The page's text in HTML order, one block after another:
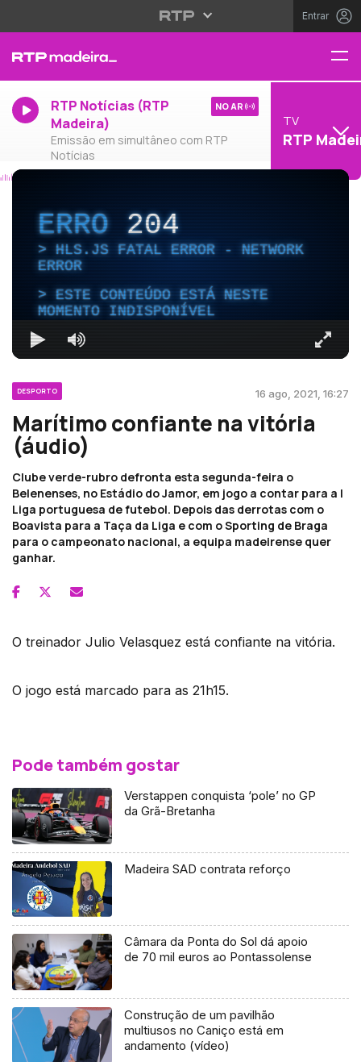
Entrar
RTP Notícias (RTP
Madeira)
Emissão em simultâneo com RTP
Notícias
NO AR
TV
RTP
ERRO204
HLS.JS FATAL ERROR - NETWORK
ERROR
ESTE CONTEÚDO ESTÁ NESTE
MOMENTO INDISPONÍVEL
DESPORTO 16 ago, 2021, 16:27
Marítimo confiante na vitória
(áudio)
Clube verde-rubro defronta esta segunda-feira o
Belenenses, no Estádio do Jamor, em jogo a contar para a I
Liga portuguesa de futebol. Depois das derrotas com o
Boavista para a Taça da Liga e com o Sporting de Braga
para o campeonato nacional, a equipa madeirense quer
ganhar.
O treinador Julio Velasquez está confiante na vitória.
O jogo está marcado para as 21h15.
Pode também gostar
Verstappen conquista ‘pole’ no GP
da Grã-Bretanha
Madeira SAD contrata reforço
Câmara da Ponta do Sol dá apoio
de 70 mil euros ao Pontassolense
Construção de um pavilhão
multiusos no Caniço está em
andamento (vídeo)